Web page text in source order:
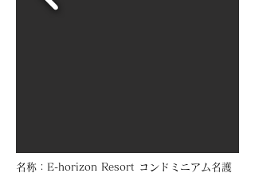
​名称：E-horizon Resort コンドミニアム名護